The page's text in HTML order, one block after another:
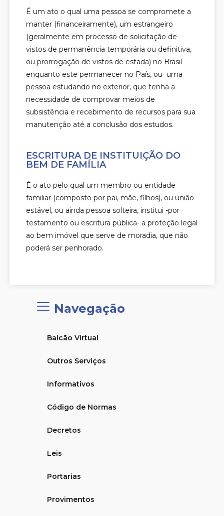
É um ato o qual uma pessoa se compromete a
manter (financeiramente), um estrangeiro
(geralmente em processo de solicitação de
vistos de permanência temporária ou definitiva,
ou prorrogação de vistos de estada) no Brasil
enquanto este permanecer no País, ou uma
pessoa estudando no exterior, que tenha a
necessidade de comprovar meios de
subsistência e recebimento de recursos para sua
manutenção até a conclusão dos estudos.
ESCRITURA DE INSTITUIÇÃO DO
BEM DE FAMÍLIA
É o ato pelo qual um membro ou entidade
familiar (composto por pai, mãe, filhos), ou união
estável, ou ainda pessoa solteira, institui -por
testamento ou escritura pública- a proteção legal
ao bem imóvel que serve de moradia, que não
poderá ser penhorado.
Navegação
Balcão Virtual
Outros Serviços
Informativos
Código de Normas
Decretos
Leis
Portarias
Provimentos